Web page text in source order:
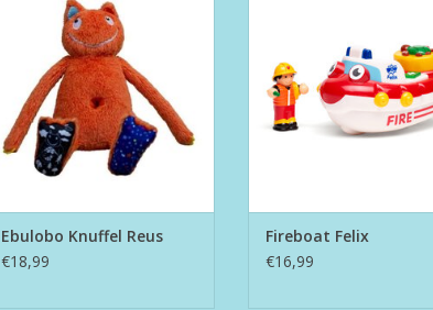
TOEVOEGEN AAN WINKELWAGEN
Ebulobo Knuffel Reus
€18,99
Fireboat Felix
€16,99